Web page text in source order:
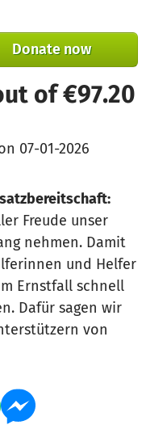
Donate now
of €97.20
07-01-2026
Freude unser
nehmen. Damit
und Helfer
Ernstfall schnell
Dafür sagen wir
von